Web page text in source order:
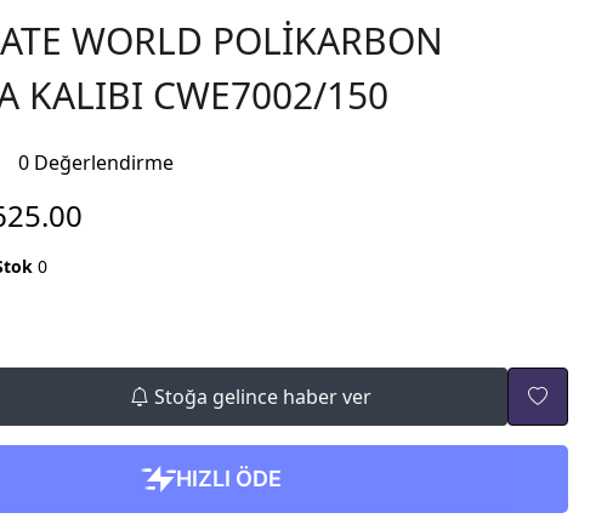
WORLD POLİKARBON
KALIBI CWE7002/150
0 Değerlendirme
0
Stoğa gelince haber ver